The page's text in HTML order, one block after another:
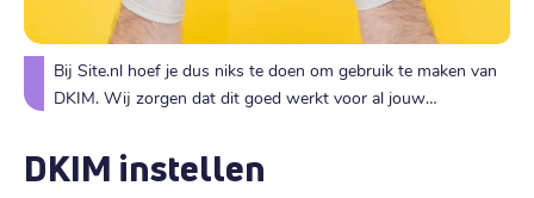
Bij Site.nl hoef je dus niks te doen om gebruik te maken van
DKIM. Wij zorgen dat dit goed werkt voor al jouw
DKIM instellen